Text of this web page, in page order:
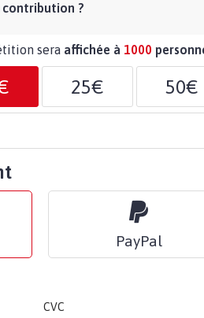
contribution ?
sera affichée à 1000
25€ 50€
PayPal
CVC